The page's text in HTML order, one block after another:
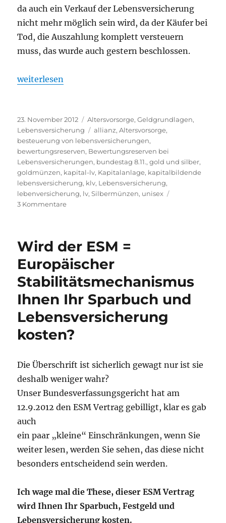
da auch ein Verkauf der Lebensversicherung
nicht mehr möglich sein wird, da der Käufer bei
Tod, die Auszahlung komplett versteuern
muss, das wurde auch gestern beschlossen.
„Am 8.11.2012 wurden Sie um 10-30% Ihrer
weiterlesen
Veröffentlicht
am
23. November 2012 Kategorien
Altersvorsorge,Geldgrundlagen,
Lebensversicherung
Schlagwörter
allianz,Altersvorsorge,
besteuerung von lebensversicherungen,
bewertungsreserven, Bewertungsreserven bei
Lebensversicherungen, bundestag 8.11.,gold und silber,
goldmünzen, kapital-lv, Kapitalanlage, kapitalbildende
lebensversicherung, klv, Lebensversicherung,
lebenversicherung, lv,Silbermünzen, unisex
3 Kommentarezu
Sie
um
10-
303
Ihrer
Lebensversicherungs-
Auszahlung
enteignet!
Wird der ESM =
Europäischer
Stabilitätsmechanismus
Ihnen Ihr Sparbuch und
Lebensversicherung
kosten?
Die Überschrift ist sicherlich gewagt nur ist sie
deshalb weniger wahr?
Unser Bundesverfassungsgericht hat am
12.9.2012 den ESM Vertrag gebilligt, klar es gab
auch
ein paar „kleine“ Einschränkungen, wenn Sie
weiter lesen, werden Sie sehen, das diese nicht
besonders entscheidend sein werden.
Ich wage mal die These, dieser ESM Vertrag
wird Ihnen Ihr Sparbuch, Festgeld und
Lebensversicherung kosten.